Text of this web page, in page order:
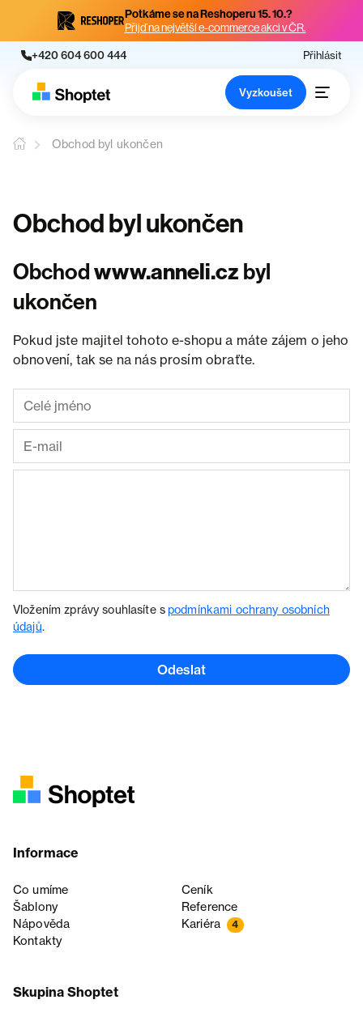
Potkáme se na Reshoperu 15. 10.?
Přijď na největší e-commerce akci v ČR.
+420 604 600 444 Přihlásit
Vyzkoušet
Obchod byl ukončen
Obchod byl ukončen
Obchodwww.anneli.cz byl
ukončen
Pokud jste majitel tohoto e-shopu a máte zájem o jeho
obnovení, tak se na nás prosím obraťte.
Vložením zprávy souhlasíte spodmínkami ochrany osobních
údajů.
Odeslat
Informace
Co umíme
Ceník
Šablony
Reference
Nápověda
Kariéra 4
Kontakty
Skupina Shoptet